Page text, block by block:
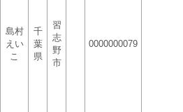
島村
えい
こ
千
葉
県
習
志
野
市
0000000079